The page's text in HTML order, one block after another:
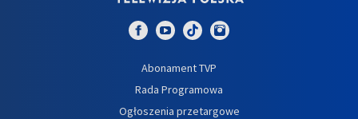
Abonament TVP
Rada Programowa
Ogłoszenia przetargowe